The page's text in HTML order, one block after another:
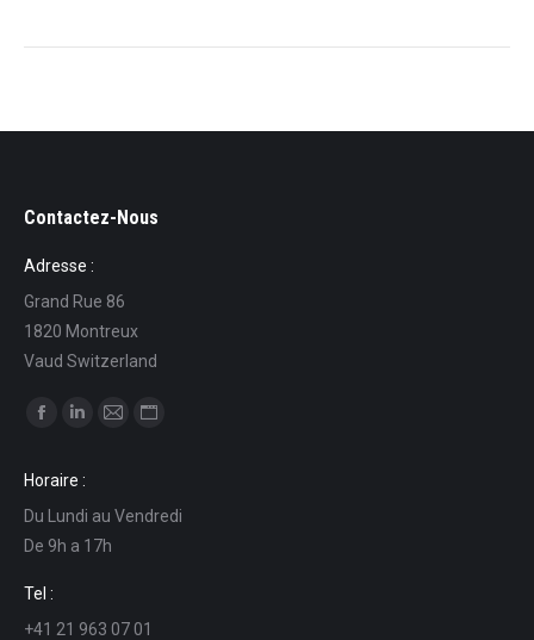
Contactez-Nous
Adresse :
Grand Rue 86
1820 Montreux
Vaud Switzerland
Ci puoi trovare su:
opens
in
new
window
opens
in
new
in
opens
Horaire :
Du Lundi au Vendredi
De 9h a 17h
Tel :
+41 21 963 07 01